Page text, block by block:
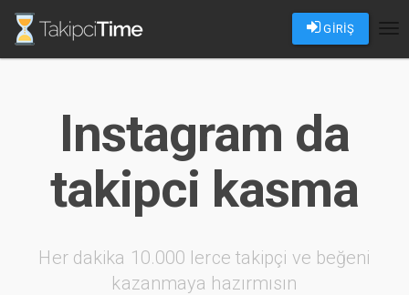
GİRİŞ
Instagram da
takipci kasma
Her dakika 10.000 lerce takipçi ve beğeni
kazanmaya hazırmısın